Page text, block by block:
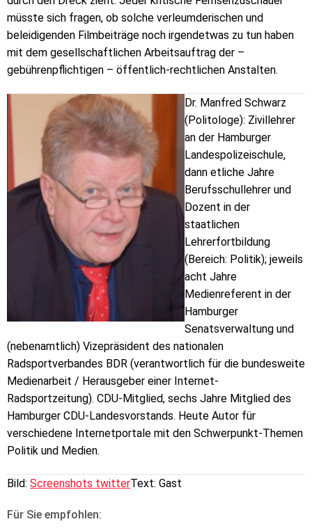
müsste sich fragen, ob solche verleumderischen und
beleidigenden Filmbeiträge noch irgendetwas zu tun haben
mit dem gesellschaftlichen Arbeitsauftrag der –
gebührenpflichtigen – öffentlich-rechtlichen Anstalten.
Dr. Manfred Schwarz
(Politologe): Zivillehrer
an der Hamburger
Landespolizeischule,
dann etliche Jahre
Berufsschullehrer und
Dozent in der
staatlichen
Lehrerfortbildung
(Bereich: Politik); jeweils
acht Jahre
Medienreferent in der
Hamburger
Senatsverwaltung und
(nebenamtlich) Vizepräsident des nationalen
Radsportverbandes BDR (verantwortlich für die bundesweite
Medienarbeit / Herausgeber einer Internet-
Radsportzeitung). CDU-Mitglied, sechs Jahre Mitglied des
Hamburger CDU-Landesvorstands. Heute Autor für
verschiedene Internetportale mit den Schwerpunkt-Themen
Politik und Medien.
Bild: Screenshots twitterText: Gast
Für Sie empfohlen: